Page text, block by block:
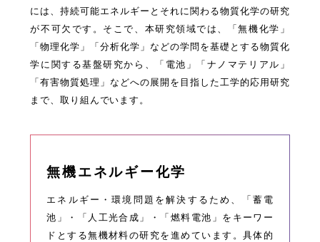
には、持続可能エネルギーとそれに関わる物質化学の研究
が不可欠です。そこで、本研究領域では、「無機化学」
「物理化学」「分析化学」などの学問を基礎とする物質化
学に関する基盤研究から、「電池」「ナノマテリアル」
「有害物質処理」などへの展開を目指した工学的応用研究
まで、取り組んでいます。
無機エネルギー化学
エネルギー・環境問題を解決するため、「蓄電
池」・「人工光合成」・「燃料電池」をキーワー
ドとする無機材料の研究を進めています。具体的